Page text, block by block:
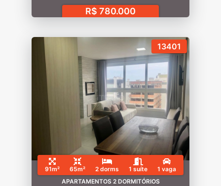
R$ 780.000
13401
91m² 65m² 2 dorms 1 suíte
1 vaga
APARTAMENTOS 2 DORMITÓRIOS